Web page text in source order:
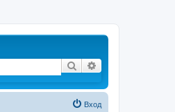
Поиск
Вход